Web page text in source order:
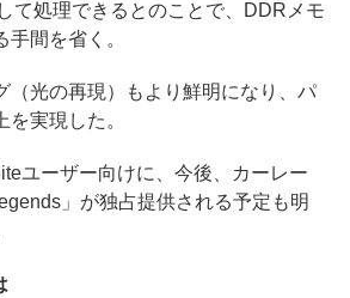
て処理できるとのことで、DDRメモ
手間を省く。
光の再現）もより鮮明になり、パ
実現した。
ユーザー向けに、今後、カーレー
」が独占提供される予定も明